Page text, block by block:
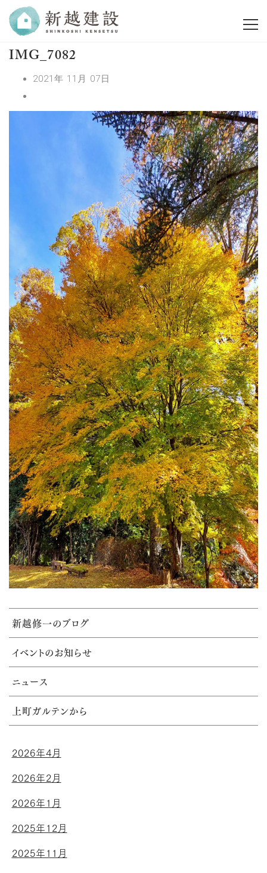
IMG_7082
2021年 11月 07日
新越修一のブログ
イベントのお知らせ
ニュース
上町ガルテンから
2026年4月
2026年2月
2026年1月
2025年12月
2025年11月